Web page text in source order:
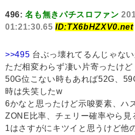
496:名も無きパチスロファン
01:21:30.65 ID:TX6bHZXV0.net
>>495 台ぶっ壊れてるんじゃな
ただ相変わらず凄い片寄ったけど
50G位こない時もあれば52G、
時は失笑したw
6かなと思ったけど示唆要素、ハ
ZONE比率、チェリー確率やら
1はさすがにキツイと思うけど他